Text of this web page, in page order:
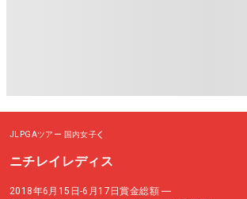
JLPGAツアー 国内女子
ニチレイレディス
2018年6月15日-6月17日賞金総額 ―